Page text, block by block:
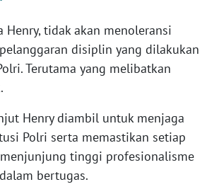
Henry, tidak akan menoleransi
disiplin yang dilakukan
Terutama yang melibatkan
Henry diambil untuk menjaga
Polri serta memastikan setiap
tinggi profesionalisme
bertugas.